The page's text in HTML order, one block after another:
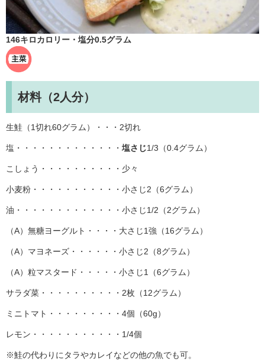
146キロカロリー・塩分0.5グラム
材料（2人分）
生鮭（1切れ60グラム）・・・2切れ
塩・・・・・・・・・・・・・ 塩さじ1/3（0.4グラム）
こしょう・・・・・・・・・・少々
小麦粉・・・・・・・・・・・小さじ2（6グラム）
油・・・・・・・・・・・・・小さじ1/2（2グラム）
（A）無糖ヨーグルト・・・・大さじ1強（16グラム）
（A）マヨネーズ・・・・・・小さじ2（8グラム）
（A）粒マスタード・・・・・小さじ1（6グラム）
サラダ菜・・・・・・・・・・2枚（12グラム）
ミニトマト・・・・・・・・・4個（60g）
レモン・・・・・・・・・・・1/4個
※鮭の代わりにタラやカレイなどの他の魚でも可。